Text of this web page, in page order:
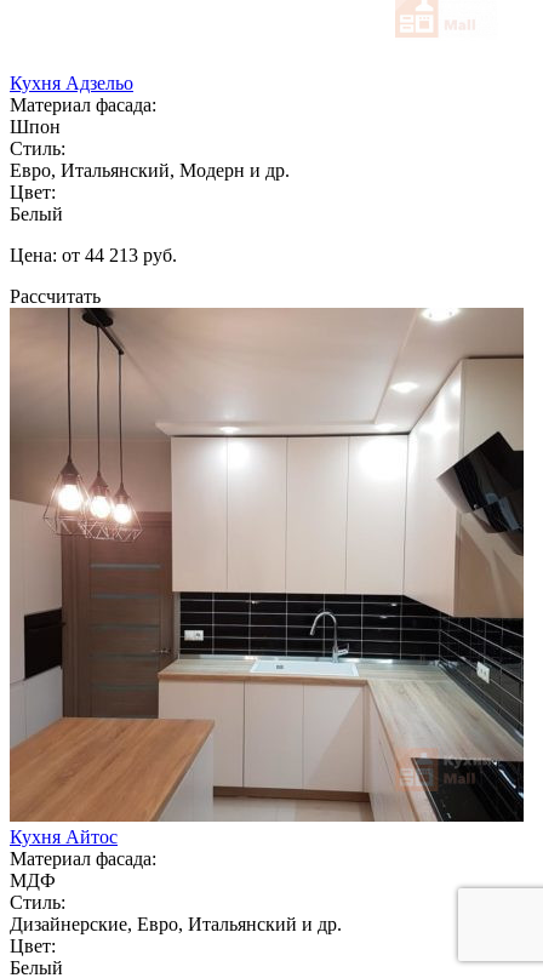
Кухня Адзельо
Материал фасада:
Шпон
Стиль:
Евро, Итальянский, Модерн и др.
Цвет:
Белый
Цена: от 44 213 руб.
Рассчитать
Кухня Айтос
Материал фасада:
МДФ
Стиль:
Дизайнерские, Евро, Итальянский и др.
Цвет:
Белый